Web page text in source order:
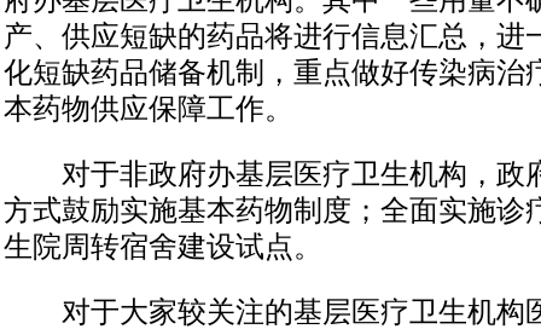
产、供应短缺的药品将进行信息汇总，进
化短缺药品储备机制，重点做好传染病治
本药物供应保障工作。
对于非政府办基层医疗卫生机构，政
方式鼓励实施基本药物制度；全面实施诊
生院周转宿舍建设试点。
对于大家较关注的基层医疗卫生机构